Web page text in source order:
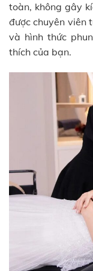
toàn, không gây
được chuyên viên
và hình thức
thích của bạn.